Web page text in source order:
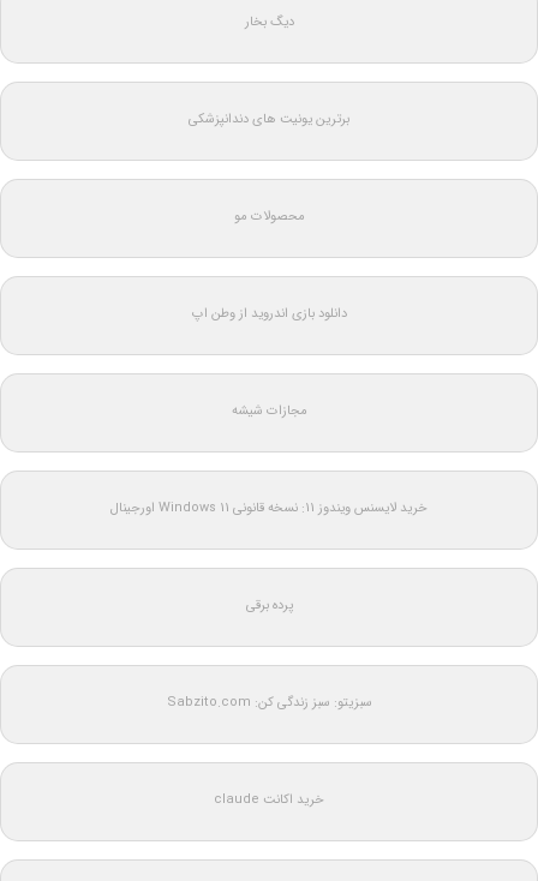
دیگ بخار
برترین یونیت های دندانپزشکی
محصولات مو
دانلود بازی اندروید از وطن اپ
مجازات شیشه
خرید لایسنس ویندوز 11: نسخه قانونی Windows 11 اورجینال
پرده برقی
سبزیتو: سبز زندگی کن: Sabzito.com
خرید اکانت claude